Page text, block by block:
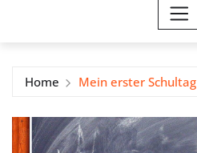
Home Mein erster Schultag